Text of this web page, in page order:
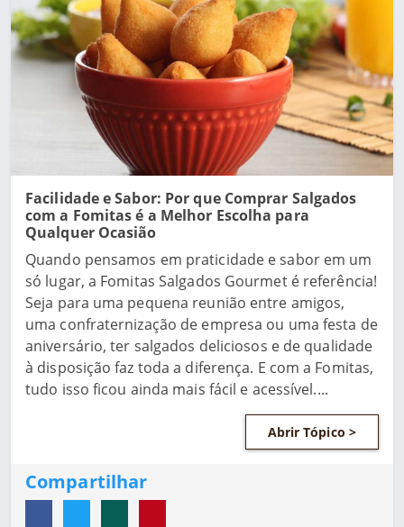
Facilidade e Sabor: Por que Comprar Salgados
com a Fomitas é a Melhor Escolha para
Qualquer Ocasião
Quando pensamos em praticidade e sabor em um
só lugar, a Fomitas Salgados Gourmet é referência!
Seja para uma pequena reunião entre amigos,
uma confraternização de empresa ou uma festa de
aniversário, ter salgados deliciosos e de qualidade
à disposição faz toda a diferença. E com a Fomitas,
tudo isso ficou ainda mais fácil e acessível....
Abrir Tópico >
Compartilhar